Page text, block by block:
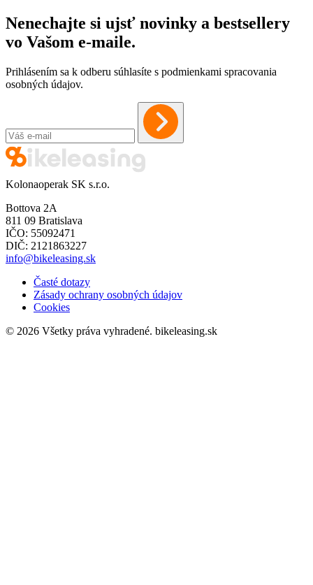
Nenechajte si ujsť novinky a bestsellery
vo Vašom e-maile.
Prihlásením sa k odberu súhlasíte s podmienkami spracovania
osobných údajov.
Kolonaoperak SK s.r.o.
Bottova 2A
811 09 Bratislava
IČO: 55092471
DIČ: 2121863227
info@bikeleasing.sk
Časté dotazy
Zásady ochrany osobných údajov
Cookies
© 2026 Všetky práva vyhradené. bikeleasing.sk